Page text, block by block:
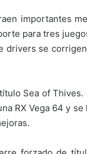
importantes
para tres
drivers se
Sea of Thives.
RX Vega 64 y